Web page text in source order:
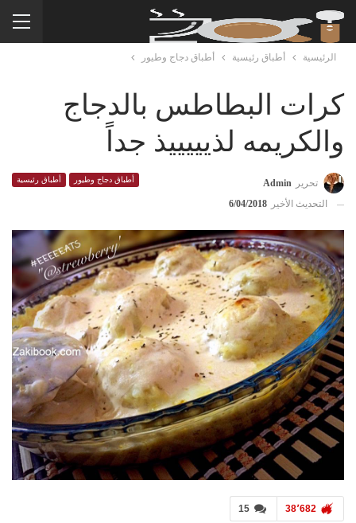
الرئيسية أطباق رئيسية أطباق دجاج وطيور
كرات البطاطس بالدجاج
والكريمه لذيييييذ جداً
أطباق دجاج وطيور أطباق رئيسية تحرير
Admin
التحديث الأخير
6/04/2018
15 38٬682